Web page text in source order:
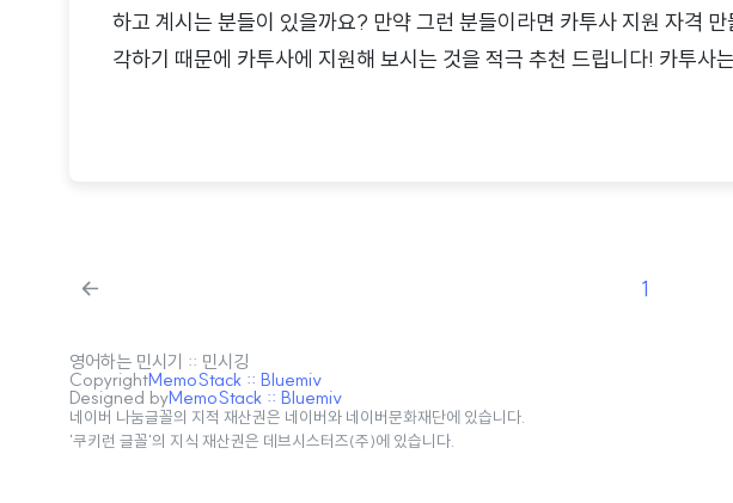
하고 계시는 분들이 있을까요? 만약 그런 분들이라면 카투사 지원 자격
각하기 때문에 카투사에 지원해 보시는 것을 적극 추천 드립니다! 카투사
1
영어하는 민시기 :: 민시깅
CopyrightMemoStack :: Bluemiv
Designed byMemoStack :: Bluemiv
네이버 나눔글꼴의 지적 재산권은 네이버와 네이버문화재단에 있습니다.
'쿠키런 글꼴'의 지식 재산권은 데브시스터즈(주)에 있습니다.